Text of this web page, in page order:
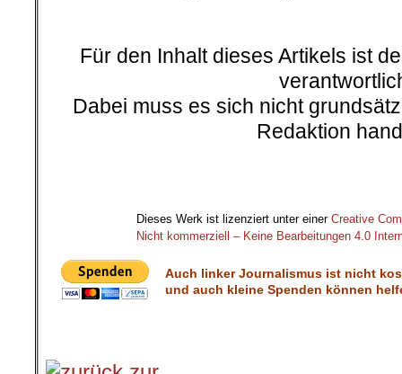
Für den Inhalt dieses Artikels ist
Dabei muss es sich nicht
Redaktion
Dieses Werk ist lizenziert unter einer Creative
Nicht kommerziell – Keine Bearbeitungen 4.0
Auch linker Journalismus ist nicht
und auch kleine Spenden können